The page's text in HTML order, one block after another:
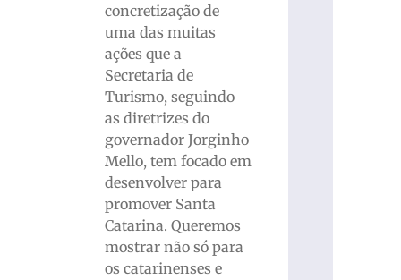
concretização de
uma das muitas
ações que a
Secretaria de
Turismo, seguindo
as diretrizes do
governador Jorginho
Mello, tem focado em
desenvolver para
promover Santa
Catarina. Queremos
mostrar não só para
os catarinenses e